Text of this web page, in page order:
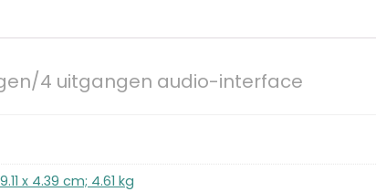
4 uitgangen audio-interface
x 4.39 cm; 4.61 kg